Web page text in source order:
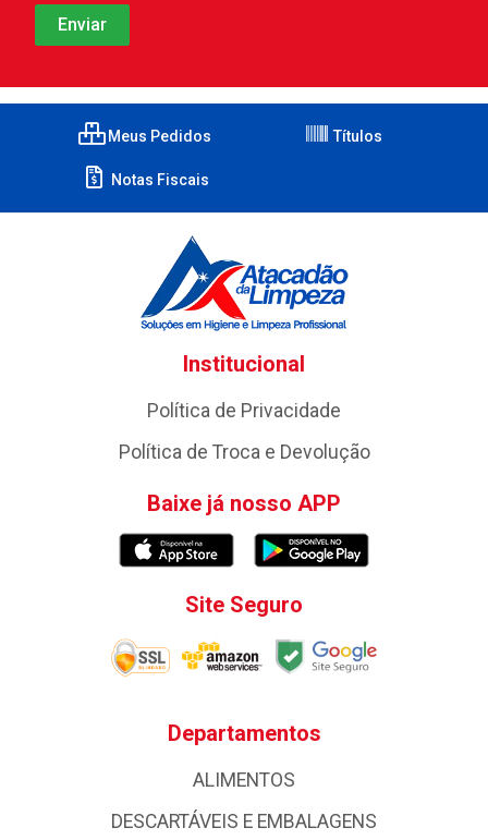
Meus Pedidos Títulos
Notas Fiscais
Institucional
Política de Privacidade
Política de Troca e Devolução
Baixe já nosso APP
Site Seguro
Departamentos
ALIMENTOS
DESCARTÁVEIS E EMBALAGENS